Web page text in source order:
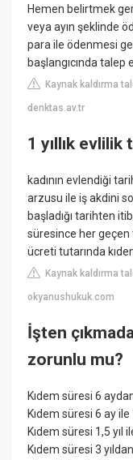
Hemen belirtmek
veya ayın şeklinde
para ile ödenmesi
başlangıcında
Kaynak kaldırma
denktas.av.tr
1 yıllık evlilik
kadının evlendiği
arzusu ile iş akdini
başladığı tarihten
süresince her geçen
ücreti tutarında
Kaynak kaldırma
okyanushukuk.com
İşten
zorunlu mu?
Kıdem süresi 6
Kıdem süresi 6 ay
Kıdem süresi 1,5 yıl
Kıdem süresi 3